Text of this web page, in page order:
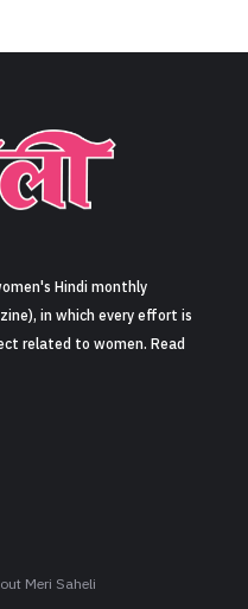
Hindi monthly
in which every effort is
related to women. Read
Meri Saheli